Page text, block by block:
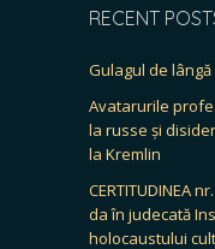
RECENT
Gulagul de
Avatarurile
la russe și
la Kremlin
CERTITUDINEA
da în judecată
holocaustului